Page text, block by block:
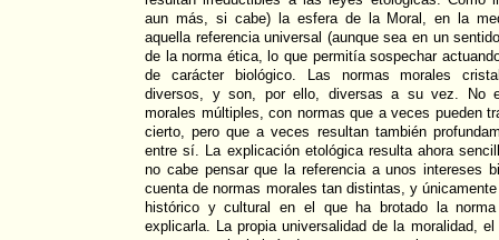
aun más, si cabe) la esfera de la Moral, en la
aquella referencia universal (aunque sea en un
de la norma ética, lo que permitía sospechar
de carácter biológico. Las normas morales
diversos, y son, por ello, diversas a su vez. No
morales múltiples, con normas que a veces pueden
cierto, pero que a veces resultan también
entre sí. La explicación etológica resulta ahora
no cabe pensar que la referencia a unos intereses
cuenta de normas morales tan distintas, y
histórico y cultural en el que ha brotado la
explicarla. La propia universalidad de la moralidad,